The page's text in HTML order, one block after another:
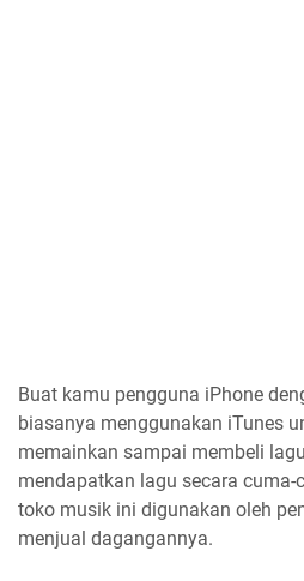
Buat kamu pengguna iPhone
biasanya menggunakan iTunes
memainkan sampai membeli
mendapatkan lagu secara cuma-
toko musik ini digunakan oleh
menjual dagangannya.